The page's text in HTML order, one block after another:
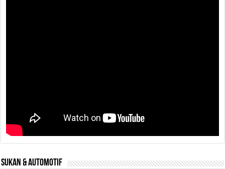
SUKAN & AUTOMOTIF